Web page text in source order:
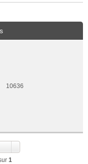
10636
1